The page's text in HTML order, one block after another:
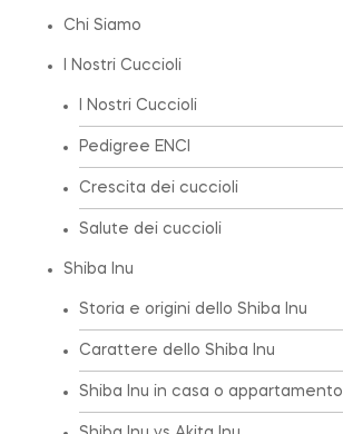
Chi Siamo
I Nostri Cuccioli
I Nostri Cuccioli
Pedigree ENCI
Crescita dei cuccioli
Salute dei cuccioli
Shiba Inu
Storia e origini dello Shiba Inu
Carattere dello Shiba Inu
Shiba Inu in casa o appartamento